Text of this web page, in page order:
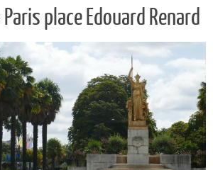
place Edouard Renard